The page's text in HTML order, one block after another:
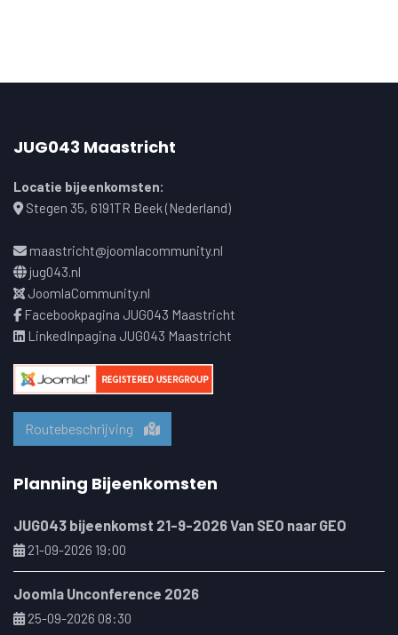
JUG043 Maastricht
Locatie bijeenkomsten:
Stegen 35, 6191TR Beek (Nederland)
maastricht@joomlacommunity.nl
jug043.nl
JoomlaCommunity.nl
Facebookpagina JUG043 Maastricht
LinkedInpagina JUG043 Maastricht
Routebeschrijving
Planning Bijeenkomsten
JUG043 bijeenkomst 21-9-2026 Van SEO naar GEO
21-09-2026 19:00
Joomla Unconference 2026
25-09-2026 08:30